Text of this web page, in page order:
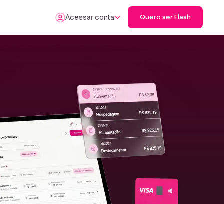
Acessar conta Quero ser Flash